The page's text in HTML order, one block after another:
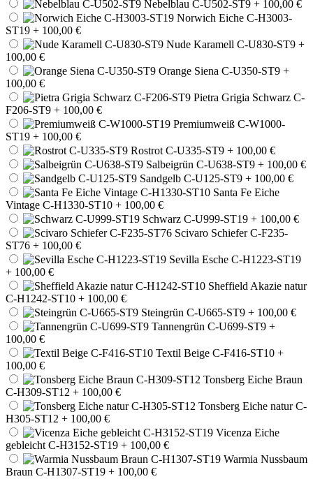
Nebelblau C-U502-ST9 + 100,00 €
Norwich Eiche C-H3003-
ST19 + 100,00 €
Nude Karamell C-U830-ST9 +
100,00 €
Orange Siena C-U350-ST9 +
100,00 €
Pietra Grigia Schwarz C-
F206-ST9 + 100,00 €
Premiumweiß C-W1000-
ST19 + 100,00 €
Rostrot C-U335-ST9 + 100,00 €
Salbeigrün C-U638-ST9 + 100,00 €
Sandgelb C-U125-ST9 + 100,00 €
Santa Fe Eiche
Vintage C-H1330-ST10 + 100,00 €
Schwarz C-U999-ST19 + 100,00 €
Scivaro Schiefer C-F235-
ST76 + 100,00 €
Sevilla Esche C-H1223-ST19
+ 100,00 €
Sheffield Akazie natur
C-H1242-ST10 + 100,00 €
Steingrün C-U665-ST9 + 100,00 €
Tannengrün C-U699-ST9 +
100,00 €
Textil Beige C-F416-ST10 +
100,00 €
Tonsberg Eiche Braun
C-H309-ST12 + 100,00 €
Tonsberg Eiche natur C-
H305-ST12 + 100,00 €
Vicenza Eiche
gebleicht C-H3152-ST19 + 100,00 €
Warmia Nussbaum
Braun C-H1307-ST19 + 100,00 €